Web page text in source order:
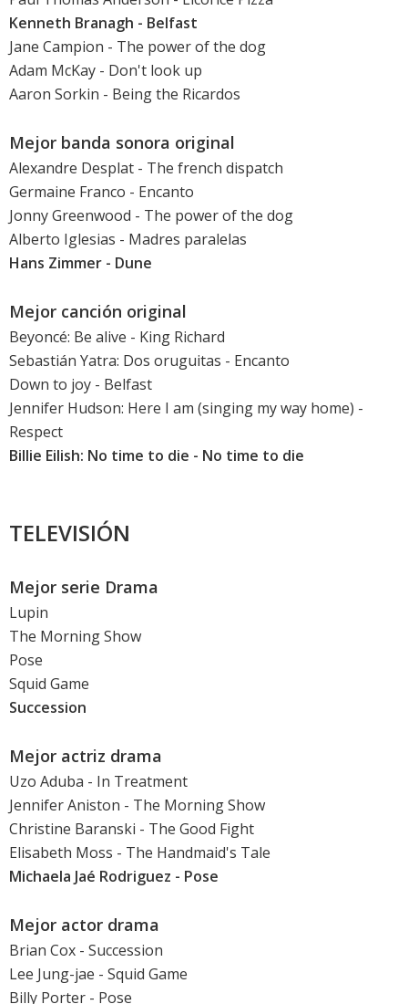
Kenneth Branagh - Belfast
Jane Campion - The power of the dog
Adam McKay - Don't look up
Aaron Sorkin - Being the Ricardos
Mejor banda sonora original
Alexandre Desplat - The french dispatch
Germaine Franco - Encanto
Jonny Greenwood - The power of the dog
Alberto Iglesias - Madres paralelas
Hans Zimmer - Dune
Mejor canción original
Beyoncé: Be alive - King Richard
Sebastián Yatra: Dos oruguitas - Encanto
Down to joy - Belfast
Jennifer Hudson: Here I am (singing my way home) -
Respect
Billie Eilish: No time to die - No time to die
TELEVISIÓN
Mejor serie Drama
Lupin
The Morning Show
Pose
Squid Game
Succession
Mejor actriz drama
Uzo Aduba - In Treatment
Jennifer Aniston - The Morning Show
Christine Baranski - The Good Fight
Elisabeth Moss - The Handmaid's Tale
Michaela Jaé Rodriguez - Pose
Mejor actor drama
Brian Cox - Succession
Lee Jung-jae - Squid Game
Billy Porter - Pose